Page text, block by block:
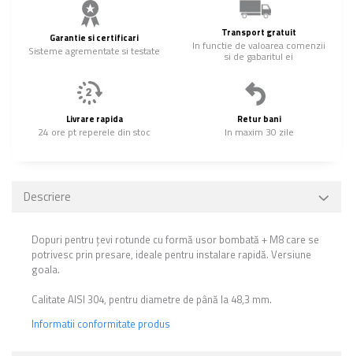
Garantie si certificari
Sisteme agrementate si testate
Transport gratuit
In functie de valoarea comenzii
si de gabaritul ei
Livrare rapida
24 ore pt reperele din stoc
Retur bani
In maxim 30 zile
Descriere
Dopuri pentru țevi rotunde cu formă usor bombată + M8 care se
potrivesc prin presare, ideale pentru instalare rapidă. Versiune
goala.
Calitate AISI 304, pentru diametre de până la 48,3 mm.
Informatii conformitate produs